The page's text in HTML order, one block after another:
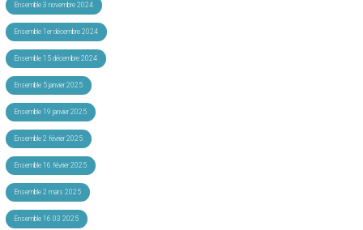
Ensemble 3 novembre 2024
Ensemble 1er décembre 2024
Ensemble 15 décembre 2024
Ensemble 5 janvier 2025
Ensemble 19 janvier 2025
Ensemble 2 février 2025
Ensemble 16 février 2025
Ensemble 2 mars 2025
Ensemble 16 03 2025